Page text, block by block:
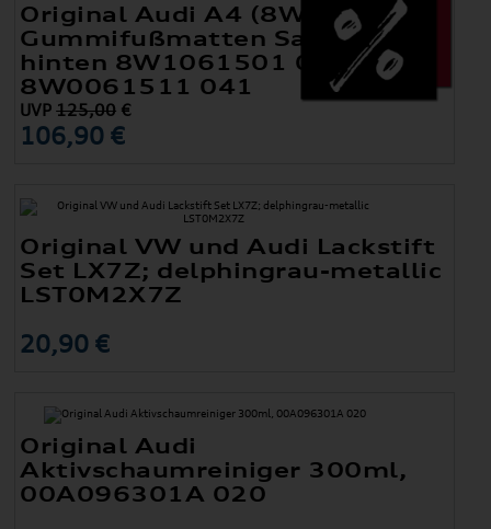
Original Audi A4 (8W)
Gummifußmatten Satz vorne +
hinten 8W1061501 041 +
8W0061511 041
UVP125,00 €
106,90 €
Original VW und Audi Lackstift
Set LX7Z; delphingrau-metallic
LST0M2X7Z
20,90 €
Original Audi
Aktivschaumreiniger 300ml,
00A096301A 020